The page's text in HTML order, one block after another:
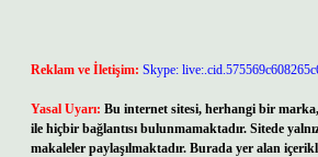
Reklam ve İletişim: Skype:
Yasal Uyarı: Bu internet sitesi, herhangi bir
ile hiçbir bağlantısı bulunmamaktadır. Sitede
makaleler paylaşılmaktadır. Burada yer alan